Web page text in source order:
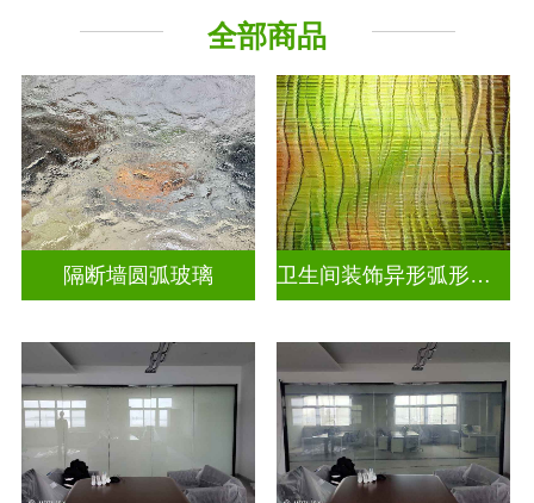
工程玻璃
全部商品
隔断墙圆弧玻璃 卫生间装饰异形弧形玻璃